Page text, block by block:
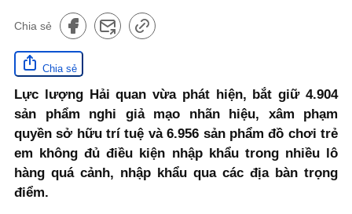
Chia sẻ
Chia sẻ
Lực lượng Hải quan vừa phát hiện, bắt giữ 4.904
sản phẩm nghi giả mạo nhãn hiệu, xâm phạm
quyền sở hữu trí tuệ và 6.956 sản phẩm đồ chơi trẻ
em không đủ điều kiện nhập khẩu trong nhiều lô
hàng quá cảnh, nhập khẩu qua các địa bàn trọng
điểm.